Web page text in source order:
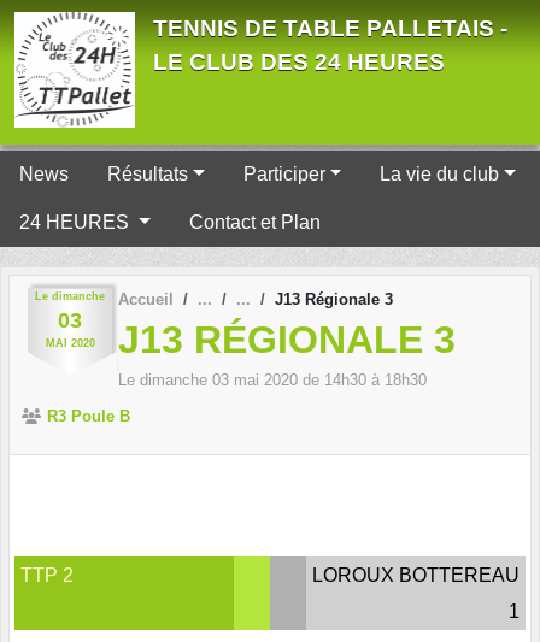
TENNIS DE TABLE PALLETAIS -
LE CLUB DES 24 HEURES
News Résultats Participer La vie du club
24 HEURES Contact et Plan
Le dimanche
03
MAI 2020
Accueil J13 Régionale 3
J13 RÉGIONALE 3
Le dimanche 03 mai 2020 de 14h30 à 18h30
R3 Poule B
TTP 2
LOROUX BOTTEREAU
1
Panneau de gestion des cookies